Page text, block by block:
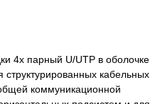
4х парный U/UTP в оболочке
кабельных
коммуникационной